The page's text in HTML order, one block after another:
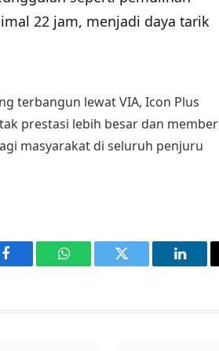
22 jam, menjadi daya tarik
terbangun lewat VIA, Icon Plus
prestasi lebih besar dan
masyarakat di seluruh penjuru
Facebook WhatsAppTwitter